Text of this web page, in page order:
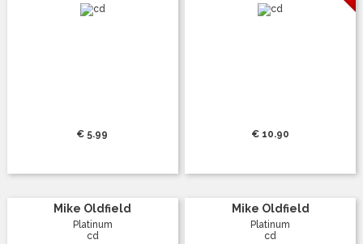
€ 5.99 € 10.90
Mike Oldfield
Platinum
cd
Mike Oldfield
Platinum
cd